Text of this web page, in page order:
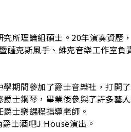
所理論組碩士。20年演奏資歷
薩克斯風手、維克音樂工作室負
期間參加了爵士音樂社，打開
士鋼琴，畢業後參與了許多藝
士樂課程指導老師。
士酒吧J House演出。